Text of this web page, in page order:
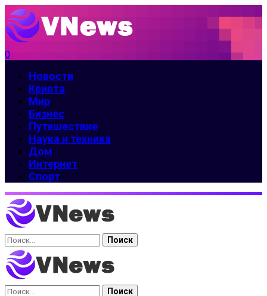
0
Новости
Крипта
Мир
Бизнес
Путешествие
Наука и техника
Дом
Интернет
Спорт
Найти:
Найти: